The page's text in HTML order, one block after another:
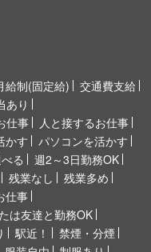
給制(固定給)
交通費支給
あり
仕事
人と接するお仕事
かす
パソコンを活かす
る
週2～3日勤務OK
残業なし
残業多め
仕事
は友達と勤務OK
駅近！
禁煙・分煙